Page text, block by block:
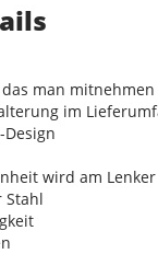
man
im
Design
wird am
Stahl